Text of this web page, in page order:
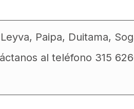
Paipa, Duitama,
al teléfono 315